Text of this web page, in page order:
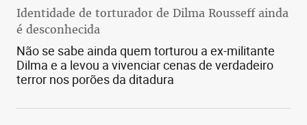
Identidade de torturador de Dilma Rousseff ainda
é desconhecida
Não se sabe ainda quem torturou a ex-militante
Dilma e a levou a vivenciar cenas de verdadeiro
terror nos porões da ditadura